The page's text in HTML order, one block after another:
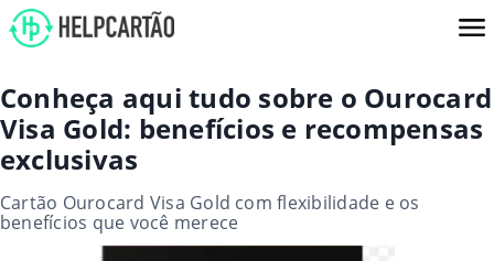
Conheça aqui tudo sobre o Ourocard
Visa Gold: benefícios e recompensas
exclusivas
Cartão Ourocard Visa Gold com flexibilidade e os
benefícios que você merece